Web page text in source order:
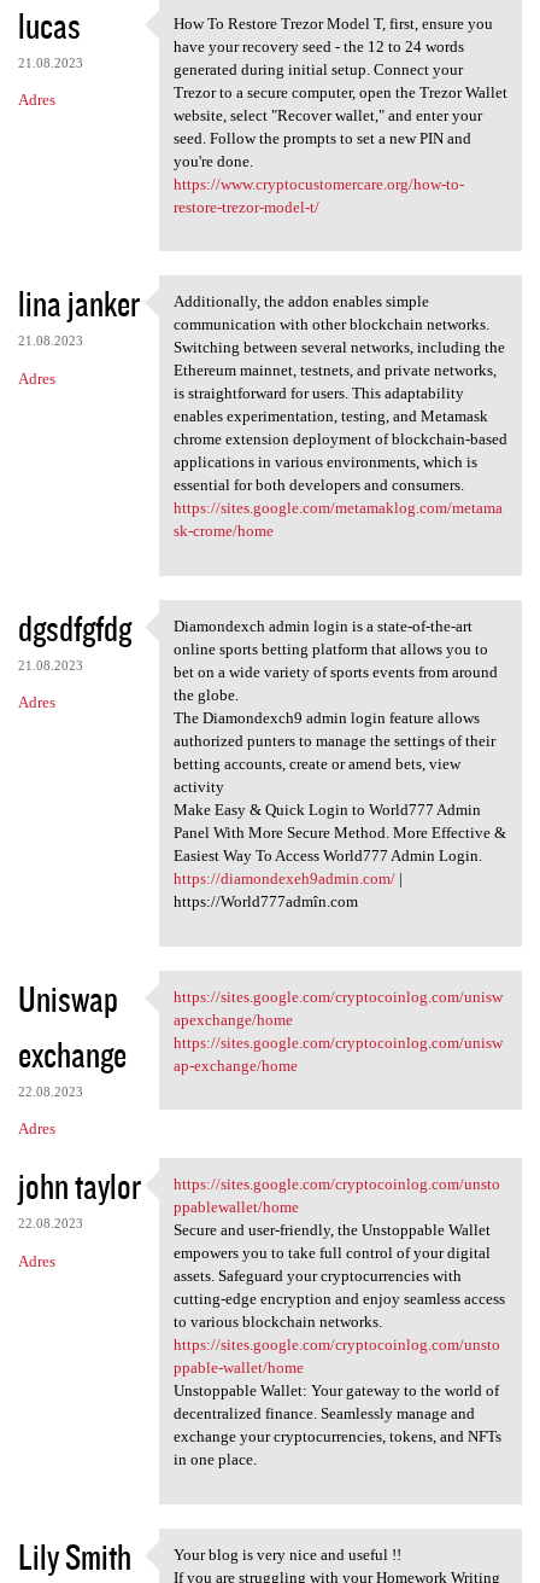
lucas
21.08.2023
Adres
How To Restore Trezor Model T
How To Restore Trezor Model T, first, ensure you
have your recovery seed - the 12 to 24 words
generated during initial setup. Connect your
Trezor to a secure computer, open the Trezor Wallet
website, select "Recover wallet," and enter your
seed. Follow the prompts to set a new PIN and
you're done.
https://www.cryptocustomercare.org/how-to-
restore-trezor-model-t/
lina janker
21.08.2023
Adres
Additionally, the addon
Additionally, the addon enables simple
communication with other blockchain networks.
Switching between several networks, including the
Ethereum mainnet, testnets, and private networks,
is straightforward for users. This adaptability
enables experimentation, testing, and Metamask
chrome extension deployment of blockchain-based
applications in various environments, which is
essential for both developers and consumers.
https://sites.google.com/metamaklog.com/metama
sk-crome/home
dgsdfgfdg
21.08.2023
Adres
Diamondexch admin login is a
Diamondexch admin login is a state-of-the-art
online sports betting platform that allows you to
bet on a wide variety of sports events from around
the globe.
The Diamondexch9 admin login feature allows
authorized punters to manage the settings of their
betting accounts, create or amend bets, view
activity
Make Easy & Quick Login to World777 Admin
Panel With More Secure Method. More Effective &
Easiest Way To Access World777 Admin Login.
https://diamondexeh9admin.com/|
https://World777admîn.com
Uniswap
exchange
22.08.2023
Adres
https://sites.google.com
https://sites.google.com/cryptocoinlog.com/unisw
apexchange/home
https://sites.google.com/cryptocoinlog.com/unisw
ap-exchange/home
john taylor
22.08.2023
Adres
https://sites.google.com
https://sites.google.com/cryptocoinlog.com/unsto
ppablewallet/home
Secure and user-friendly, the Unstoppable Wallet
empowers you to take full control of your digital
assets. Safeguard your cryptocurrencies with
cutting-edge encryption and enjoy seamless access
to various blockchain networks.
https://sites.google.com/cryptocoinlog.com/unsto
ppable-wallet/home
Unstoppable Wallet: Your gateway to the world of
decentralized finance. Seamlessly manage and
exchange your cryptocurrencies, tokens, and NFTs
in one place.
Lily Smith Your blog is very nice and
Your blog is very nice and useful !!
If you are struggling with your Homework Writing